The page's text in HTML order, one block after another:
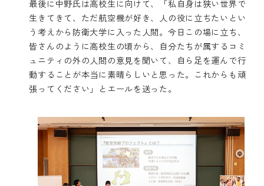
最後に中野氏は高校生に向けて、「私自身は狭い世界で
生きてきて、ただ航空機が好き、人の役に立ちたいとい
う考えから防衛大学に入った人間。今日この場に立ち、
皆さんのように高校生の頃から、自分たちが属するコミ
ュニティの外の人間の意見を聞いて、自ら足を運んで行
動することが本当に素晴らしいと思った。これからも頑
張ってください」とエールを送った。